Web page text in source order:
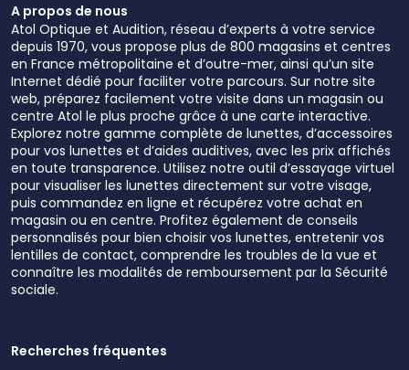
A propos de nous
Atol Optique et Audition, réseau d’experts à votre service
depuis 1970, vous propose plus de 800 magasins et centres
en France métropolitaine et d’outre-mer, ainsi qu’un site
Internet dédié pour faciliter votre parcours. Sur notre site
web, préparez facilement votre visite dans un magasin ou
centre Atol le plus proche grâce à une carte interactive.
Explorez notre gamme complète de lunettes, d’accessoires
pour vos lunettes et d’aides auditives, avec les prix affichés
en toute transparence. Utilisez notre outil d’essayage virtuel
pour visualiser les lunettes directement sur votre visage,
puis commandez en ligne et récupérez votre achat en
magasin ou en centre. Profitez également de conseils
personnalisés pour bien choisir vos lunettes, entretenir vos
lentilles de contact, comprendre les troubles de la vue et
connaître les modalités de remboursement par la Sécurité
sociale.
Recherches fréquentes